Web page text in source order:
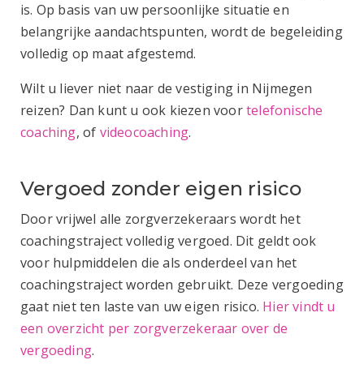
is. Op basis van uw persoonlijke situatie en
belangrijke aandachtspunten, wordt de begeleiding
volledig op maat afgestemd.
Wilt u liever niet naar de vestiging in Nijmegen
reizen? Dan kunt u ook kiezen voortelefonische
coaching, of videocoaching.
Vergoed zonder eigen risico
Door vrijwel alle zorgverzekeraars wordt het
coachingstraject volledig vergoed. Dit geldt ook
voor hulpmiddelen die als onderdeel van het
coachingstraject worden gebruikt. Deze vergoeding
gaat niet ten laste van uw eigen risico. Hier vindt u
een overzicht per zorgverzekeraar over de
vergoeding.